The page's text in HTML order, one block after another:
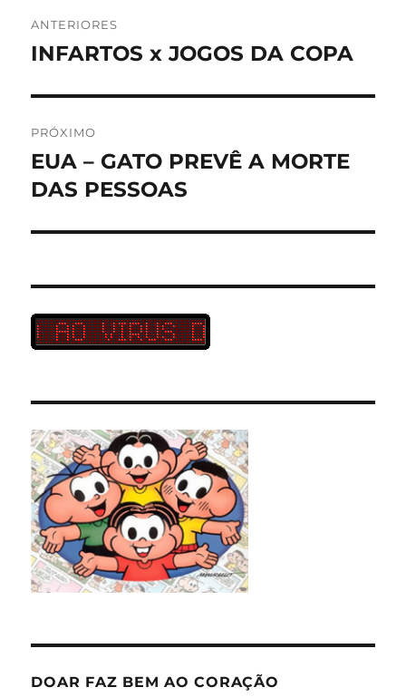
de
ANTERIORES
Post
INFARTOS x JOGOS DA COPA
PRÓXIMO
Próximo
post:
EUA – GATO PREVÊ A MORTE
DAS PESSOAS
DOAR FAZ BEM AO CORAÇÃO